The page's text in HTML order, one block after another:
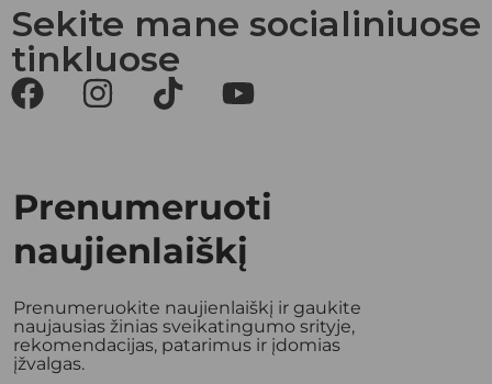
Sekite mane socialiniuose
tinkluose
Prenumeruoti
naujienlaiškį
Prenumeruokite naujienlaiškį ir gaukite
naujausias žinias sveikatingumo srityje,
rekomendacijas, patarimus ir įdomias
įžvalgas.